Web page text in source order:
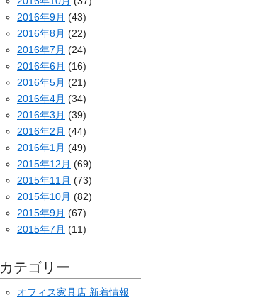
2016年9月 (43)
2016年8月 (22)
2016年7月 (24)
2016年6月 (16)
2016年5月 (21)
2016年4月 (34)
2016年3月 (39)
2016年2月 (44)
2016年1月 (49)
2015年12月 (69)
2015年11月 (73)
2015年10月 (82)
2015年9月 (67)
2015年7月 (11)
カテゴリー
オフィス家具店 新着情報